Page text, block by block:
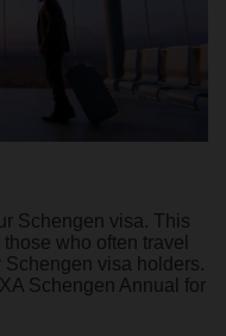
Schengen visa. This
who often travel
visa holders.
Schengen Annual for